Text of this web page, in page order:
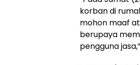
korban di
mohon maaf
berupaya
pengguna